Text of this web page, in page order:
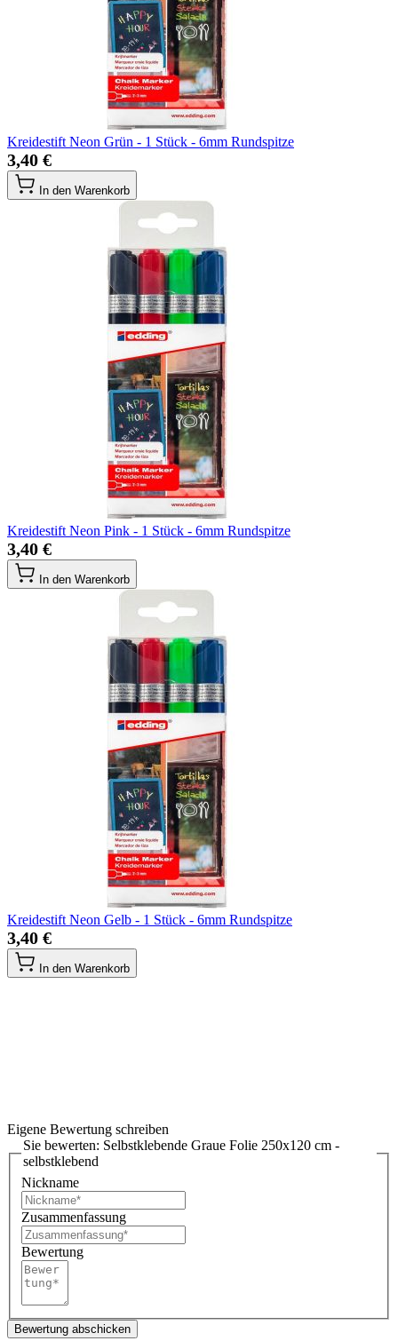
Kreidestift Neon Grün - 1 Stück - 6mm Rundspitze
3,40 €
In den Warenkorb
Kreidestift Neon Pink - 1 Stück - 6mm Rundspitze
3,40 €
In den Warenkorb
Kreidestift Neon Gelb - 1 Stück - 6mm Rundspitze
3,40 €
In den Warenkorb
Eigene Bewertung schreiben
Sie bewerten: Selbstklebende Graue Folie 250x120 cm -
selbstklebend
Nickname
Zusammenfassung
Bewertung
Bewertung abschicken